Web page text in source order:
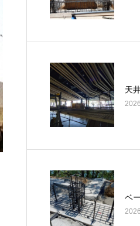
天
ベ